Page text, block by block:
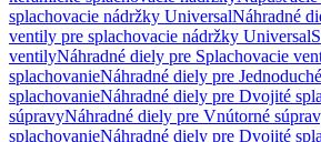
splachovacie nádržky UniversalNáhradné
ventily pre splachovacie nádržky Universal
ventilyNáhradné diely pre Splachovacie
splachovanieNáhradné diely pre
splachovanieNáhradné diely pre Dvojité
súpravyNáhradné diely pre Vnútorné
splachovanieNáhradné diely pre Dvojité